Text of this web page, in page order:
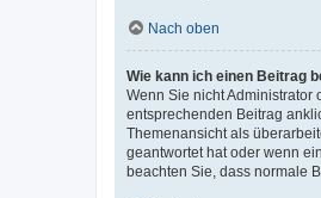
Nach oben
Wie kann ich einen Beitrag
Wenn Sie nicht Administrator
entsprechenden Beitrag
Themenansicht als
geantwortet hat oder wenn
beachten Sie, dass normale